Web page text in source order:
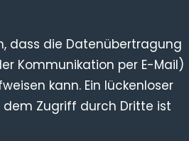
dass die Datenübertragung
Kommunikation per E-Mail)
kann. Ein lückenloser
dem Zugriff durch Dritte ist